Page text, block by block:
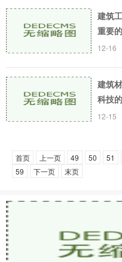
建筑
重要
的各
12-16
建筑
科技
了建
12-15
首页 上一页 49 50 51
59
下一页 末页